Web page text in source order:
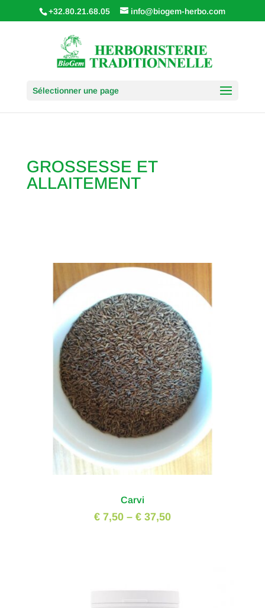
+32.80.21.68.05 info@biogem-herbo.com
Sélectionner une page
GROSSESSE ET
ALLAITEMENT
Carvi
€ 7,50– € 37,50